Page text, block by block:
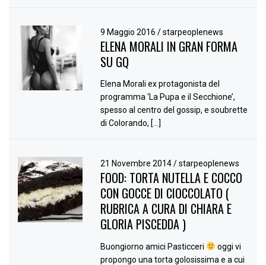
9 Maggio 2016/ starpeoplenews
ELENA MORALI IN GRAN FORMA
SU GQ
Elena Morali ex protagonista del
programma ‘La Pupa e il Secchione’,
spesso al centro del gossip, e soubrette
di Colorando, […]
21 Novembre 2014/ starpeoplenews
FOOD: TORTA NUTELLA E COCCO
CON GOCCE DI CIOCCOLATO (
RUBRICA A CURA DI CHIARA E
GLORIA PISCEDDA )
Buongiorno amici Pasticceri
oggi vi
propongo una torta golosissima e a cui